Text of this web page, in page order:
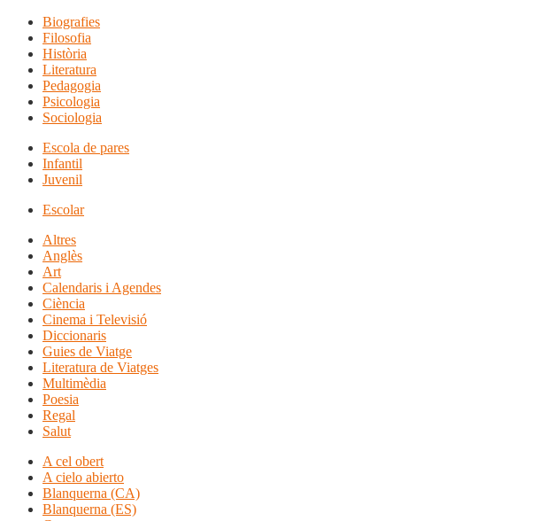
Biografies
Filosofia
Història
Literatura
Pedagogia
Psicologia
Sociologia
Escola de pares
Infantil
Juvenil
Escolar
Altres
Anglès
Art
Calendaris i Agendes
Ciència
Cinema i Televisió
Diccionaris
Guies de Viatge
Literatura de Viatges
Multimèdia
Poesia
Regal
Salut
A cel obert
A cielo abierto
Blanquerna (CA)
Blanquerna (ES)